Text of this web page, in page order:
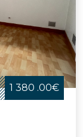
1 380 .00€